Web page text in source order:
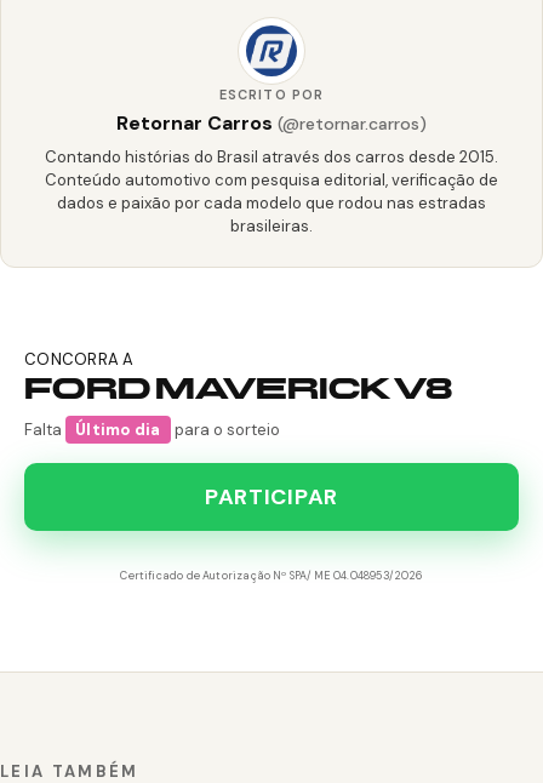
ESCRITO POR
Retornar Carros (@retornar.carros)
Contando histórias do Brasil através dos carros desde 2015.
Conteúdo automotivo com pesquisa editorial, verificação de
dados e paixão por cada modelo que rodou nas estradas
brasileiras.
CONCORRA A
FORD MAVERICK V8
Falta Último dia para o sorteio
PARTICIPAR
Certificado de Autorização Nº SPA/ME 04.048953/2026
LEIA TAMBÉM